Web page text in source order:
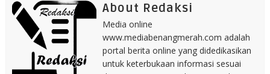
About Redaksi
Media online
www.mediabenangmerah.com adalah
portal berita online yang didedikasikan
untuk keterbukaan informasi sesuai